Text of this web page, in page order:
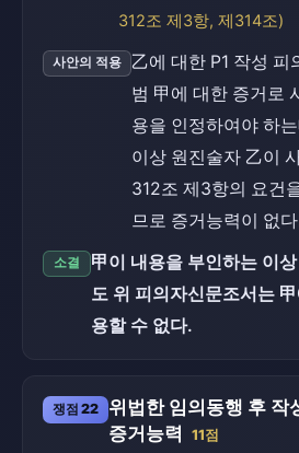
312조 제3항, 제314조)
사안의 적용
乙에 대한 P1 작성 피
범 甲에 대한 증거로
용을 인정하여야 하
이상 원진술자 乙이
312조 제3항의 요건
므로 증거능력이 없
소결
甲이 내용을 부인하는 이
도 위 피의자신문조서는
용할 수 없다.
쟁점 22
위법한 임의동행 후 작
증거능력
11점